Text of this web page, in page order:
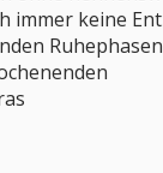
immer keine